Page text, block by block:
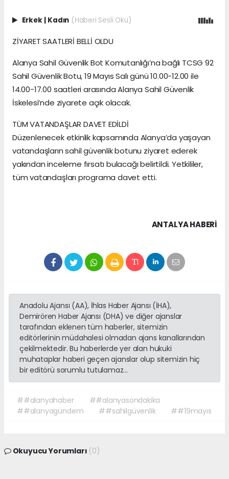
Erkek | Kadın (Haberi Sesli Oku)
ZİYARET SAATLERİ BELLİ OLDU
Alanya Sahil Güvenlik Bot Komutanlığı’na bağlı TCSG 92
Sahil Güvenlik Botu, 19 Mayıs Salı günü 10.00-12.00 ile
14.00-17.00 saatleri arasında Alanya Sahil Güvenlik
İskelesi’nde ziyarete açık olacak.
TÜM VATANDAŞLAR DAVET EDİLDİ
Düzenlenecek etkinlik kapsamında Alanya’da yaşayan
vatandaşların sahil güvenlik botunu ziyaret ederek
yakından inceleme fırsatı bulacağı belirtildi. Yetkililer,
tüm vatandaşları programa davet etti.
ANTALYA HABERİ
Anadolu Ajansı (AA), İhlas Haber Ajansı (İHA),
Demirören Haber Ajansı (DHA) ve diğer ajanslar
tarafından eklenen tüm haberler, sitemizin
editörlerinin müdahalesi olmadan ajans kanallarından
çekilmektedir. Bu haberlerde yer alan hukuki
muhataplar haberi geçen ajanslar olup sitemizin hiç
bir editörü sorumlu tutulamaz...
##alanyahaber
##alanyasondakika
##alanyagündem
##sahilgüvenlik ##19mayıs
Okuyucu Yorumları (0)